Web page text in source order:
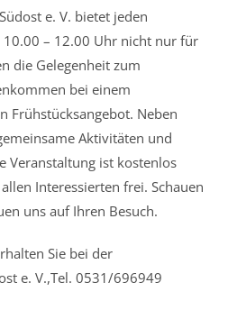
e. V. bietet jeden
– 12.00 Uhr nicht nur für
die Gelegenheit zum
bei einem
Frühstücksangebot. Neben
Aktivitäten und
Veranstaltung ist kostenlos
Interessierten frei. Schauen
uns auf Ihren Besuch.
Sie bei der
e. V.,Tel. 0531/696949